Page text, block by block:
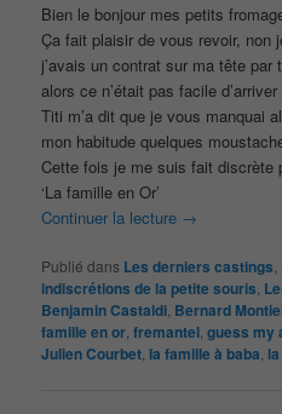
Bien le bonjour mes petits
Ça fait plaisir de vous revoir, non
j’avais un contrat sur ma tête
alors ce n’était pas facile
Titi m’a dit que je vous manquai
mon habitude quelques
Cette fois je me suis fait discrète
‘La famille en Or’
Continuer la lecture →
Publié dans Les derniers castings
indiscrétions de la petite souris
Benjamin Castaldi Bernard
famille en or ,fremantel ,guess my
Julien Courbet la famille à baba